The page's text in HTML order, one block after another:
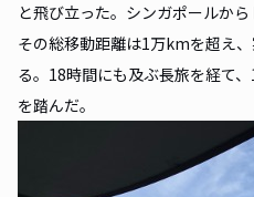
と飛び立った。シンガポールか
その総移動距離は1万kmを超え
る。18時間にも及ぶ長旅を経て
を踏んだ。